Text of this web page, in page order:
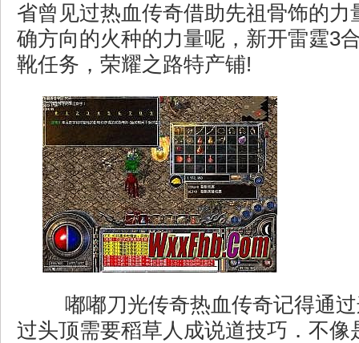
省曾见过热血传奇借助先祖骨饰的
确方向的火种的力量呢，新开雷霆3
靴任务，荣耀之路特产铺!
嘟嘟刀光传奇热血传奇记得通
过头顶需要稻草人成说道技巧．不像